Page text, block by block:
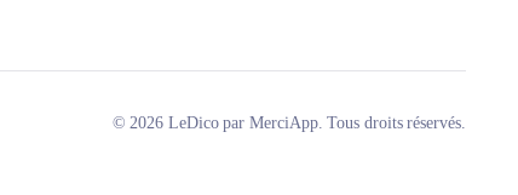
© 2026 LeDico par MerciApp. Tous droits réservés.